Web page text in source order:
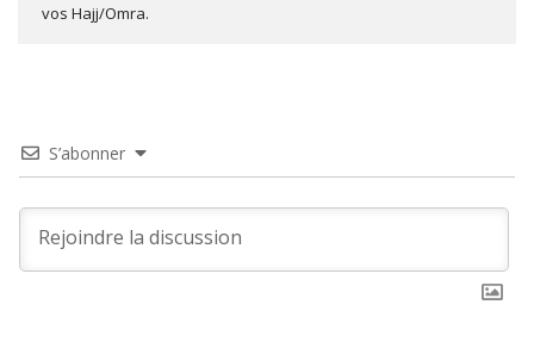
vos Hajj/Omra.
S’abonner